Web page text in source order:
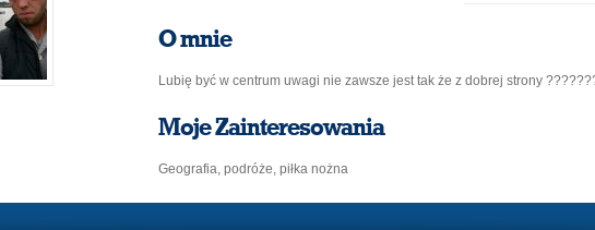
O mnie
Lubię być w centrum uwagi nie zawsze jest tak że z dobrej strony
Moje Zainteresowania
Geografia, podróże, piłka nożna